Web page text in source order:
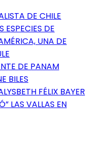
DE CHILE
ESPECIES DE
UNA DE
DE PANAM
BILES
FÉLIX BAYER
LAS VALLAS EN